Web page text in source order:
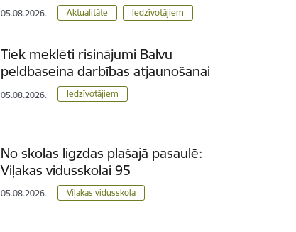
05.08.2026. Aktualitāte Iedzīvotājiem
Tiek meklēti risinājumi Balvu
peldbaseina darbības atjaunošanai
05.08.2026. Iedzīvotājiem
No skolas ligzdas plašajā pasaulē:
Viļakas vidusskolai 95
05.08.2026. Viļakas vidusskola